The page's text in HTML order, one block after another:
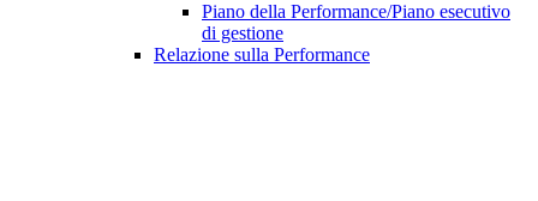
Piano della Performance/Piano esecutivo
di gestione
Relazione sulla Performance